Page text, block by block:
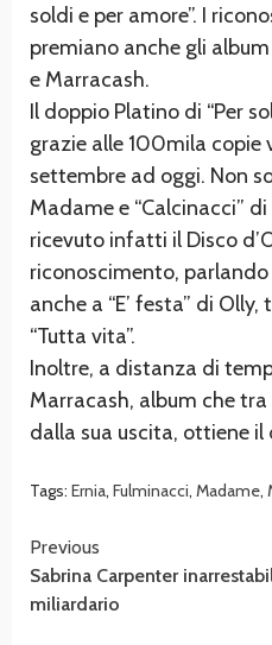
soldi e per amore”. I
premiano anche gli
e Marracash.
Il doppio Platino di “Per
grazie alle 100mila copie
settembre ad oggi. Non
Madame e “Calcinacci”
ricevuto infatti il Disco
riconoscimento,
anche a “E’ festa” di
“Tutta vita”.
Inoltre, a distanza di
Marracash, album che
dalla sua uscita, ottiene
Tags: Ernia, Fulminacci, Madame,
Continue
Reading
Previous
Sabrina Carpenter
miliardario